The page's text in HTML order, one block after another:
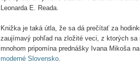
Leonarda E. Reada.
Knižka je taká útla, že sa dá prečítať za
zaujímavý pohľad na zložité veci, z ktorých sa
mnohom pripomína prednášky Ivana Mikoša
moderné Slovensko.